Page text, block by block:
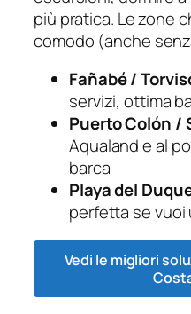
più pratica. Le zone
comodo (anche
Fañabé /
servizi, ottima
Puerto Colón /
Aqualand e al
barca
Playa del
perfetta se vuoi
Vedi le migliori